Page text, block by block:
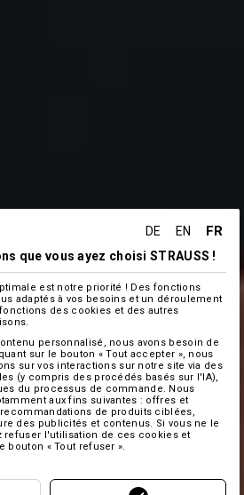
DE EN FR
que vous ayez choisi STRAUSS !
est notre priorité ! Des fonctions
adaptés à vos besoins et un déroulement
des cookies et des autres
personnalisé, nous avons besoin de
sur le bouton « Tout accepter », nous
sur vos interactions sur notre site via des
(y compris des procédés basés sur l'IA),
du processus de commande. Nous
aux fins suivantes : offres et
de produits ciblées,
des publicités et contenus. Si vous ne le
refuser l'utilisation de ces cookies et
« Tout refuser ».